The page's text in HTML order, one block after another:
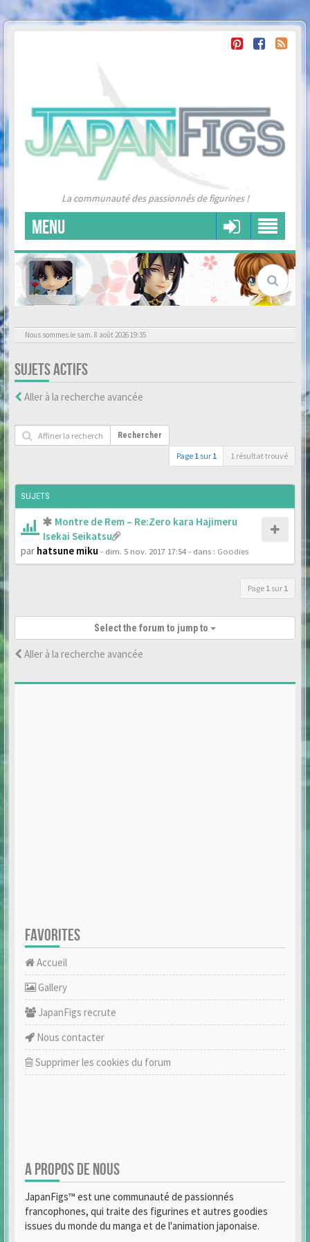
La communauté des passionnés de figurines !
MENU
Nous sommes le sam. 8 août 2026 19:35
SUJETS ACTIFS
Aller à la recherche avancée
Rechercher
Page 1 sur 1 1 résultat trouvé
SUJETS
Montre de Rem – Re:Zero kara Hajimeru
Isekai Seikatsu
par hatsune miku - dim. 5 nov. 2017 17:54- dans : Goodies
Page 1 sur 1
Select the forum to jump to
Aller à la recherche avancée
FAVORITES
Accueil
Gallery
JapanFigs recrute
Nous contacter
Supprimer les cookies du forum
A PROPOS DE NOUS
JapanFigs™ est une communauté de passionnés
francophones, qui traite des figurines et autres goodies
issues du monde du manga et de l'animation japonaise.